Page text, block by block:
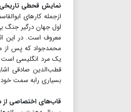
نمایش قحطی تاریخی
ازجمله کارهای
اول جهان درگیر جنگ
معروف است. در این
محمدجواد که پس از
یک مرد انگلیسی است
بسیاری رابه سمت
قاب‌های اختصاصی از